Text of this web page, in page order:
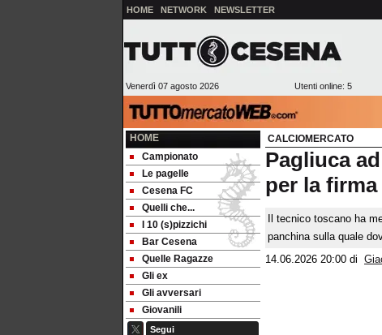
HOME NETWORK NEWSLETTER
Venerdì 07 agosto 2026 Utenti online: 5
HOME
Campionato
Le pagelle
Cesena FC
Quelli che...
I 10 (s)pizzichi
Bar Cesena
Quelle Ragazze
Gli ex
Gli avversari
Giovanili
Segui
CALCIOMERCATO
Pagliuca
per la firma
Il tecnico toscano ha
panchina sulla quale
14.06.2026 20:00 di